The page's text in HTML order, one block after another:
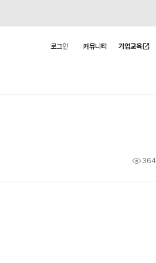
로그인 커뮤니티 기업교육
364